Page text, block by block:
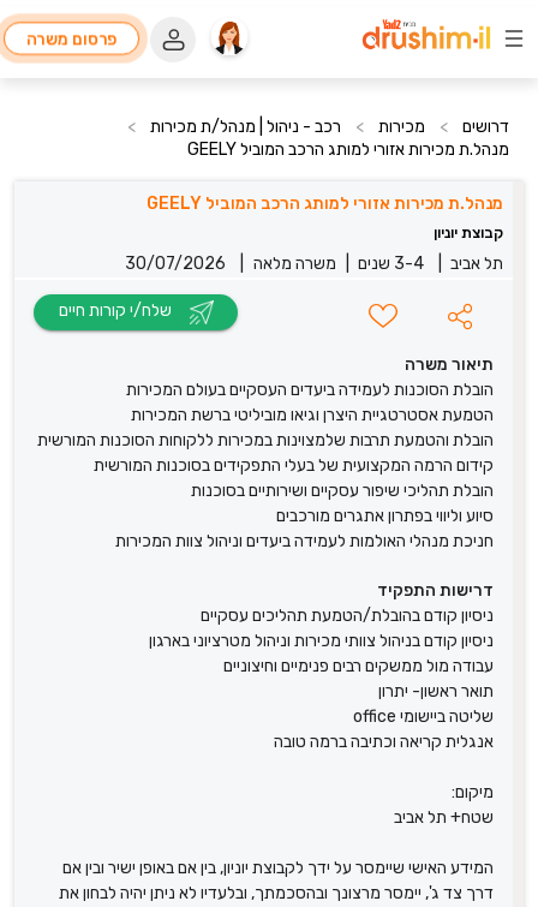
פרסום משרה
דרושים > מכירות > רכב - ניהול | מנהל/ת מכירות
>
מנהל.ת מכירות אזורי למו‎תג הרכב המוביל GEELY
מנהל.ת מכירות אזורי למו‎תג הרכב המוביל GEELY
קבוצת יוניון
תל אביב 3-4 שנים משרה מלאה 30/07/2026
תיאור משרה
הובלת הסוכנות לעמידה ביעדים העסקיים בעולם המכירות
הטמעת אסטרטגיית היצרן וגיאו מוביליטי ברשת המכירות
הובלת והטמעת תרבות שלמצוינות במכירות ללקוחות הסוכנות המורשית
קידום הרמה המקצועית של בעלי התפקידים בסוכנות המורשית
הובלת תהליכי שיפור עסקיים ושירותיים בסוכנות
סיוע וליווי בפתרון אתגרים מורכבים
חניכת מנהלי האולמות לעמידה ביעדים וניהול צוות המכירות
דרישות התפקיד
ניסיון קודם בהובלת/הטמעת תהליכים עסקיים
ניסיון קודם בניהול צוותי מכירות וניהול מטרציוני בארגון
עבודה מול ממשקים רבים פנימיים וחיצוניים
תואר ראשון- יתרון
שליטה ביישומי office
אנגלית קריאה וכתיבה ברמה טובה
מיקום:
שטח+ תל אביב
המידע האישי שיימסר על ידך לקבוצת יוניון, בין אם באופן ישיר ובין אם
דרך צד ג', יימסר מרצונך ובהסכמתך, ובלעדיו לא ניתן יהיה לבחון את